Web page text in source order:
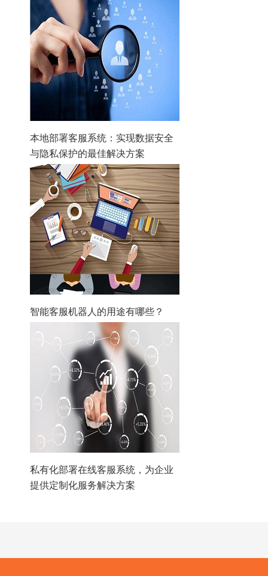
本地部署客服系统：实现数据安全
与隐私保护的最佳解决方案
智能客服机器人的用途有哪些？
私有化部署在线客服系统，为企业
提供定制化服务解决方案